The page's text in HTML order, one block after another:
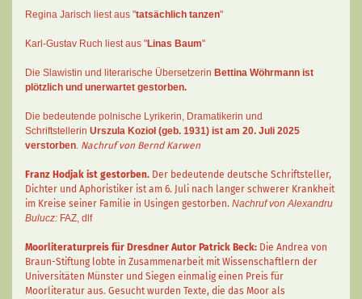
Regina Jarisch liest aus "tatsächlich tanzen"
Karl-Gustav Ruch liest aus "Linas Baum"
Die Slawistin und literarische Übersetzerin Bettina Wöhrmann ist
plötzlich und unerwartet gestorben.
Die bedeutende polnische Lyrikerin, Dramatikerin und
Schriftstellerin Urszula Kozioł (geb. 1931) ist am 20. Juli 2025
verstorben. Nachruf von Bernd Karwen
Franz Hodjak ist gestorben. Der bedeutende deutsche Schriftsteller,
Dichter und Aphoristiker ist am 6. Juli nach langer schwerer Krankheit
im Kreise seiner Familie in Usingen gestorben. Nachruf von Alexandru
Bulucz: FAZ, dlf
Moorliteraturpreis für Dresdner Autor Patrick Beck: Die Andrea von
Braun-Stiftung lobte in Zusammenarbeit mit Wissenschaftlern der
Universitäten Münster und Siegen einmalig einen Preis für
Moorliteratur aus. Gesucht wurden Texte, die das Moor als